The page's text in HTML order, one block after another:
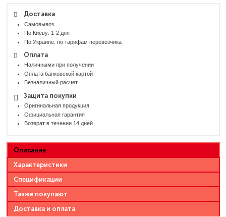
Доставка
Самовывоз
По Киеву: 1-2 дня
По Украине: по тарифам перевозчика
Оплата
Наличными при получении
Оплата банковской картой
Безналичный расчет
Защита покупки
Оригинальная продукция
Официальная гарантия
Возврат в течении 14 дней
Описание
Характеристики
Спецификации
Также покупают
Доставка и оплата